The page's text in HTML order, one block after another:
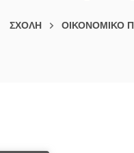
ΣΧΟΛΗ ΟΙΚΟΝΟΜΙΚΟ